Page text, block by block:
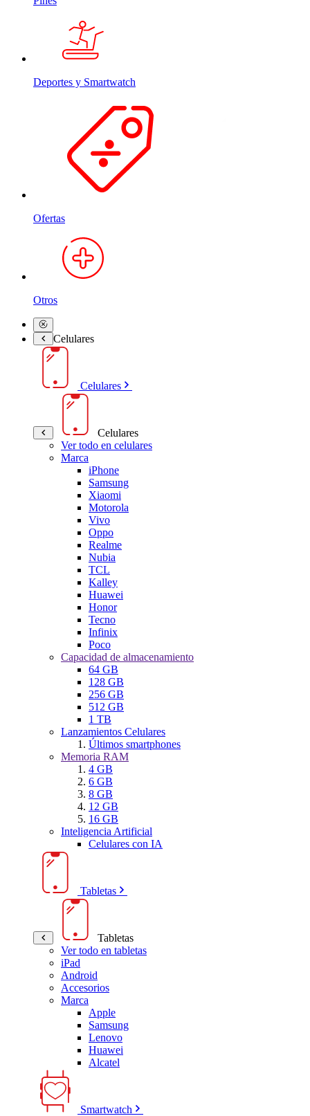
Deportes y Smartwatch
Ofertas
Otros
Celulares
Celulares
Celulares
Ver todo en celulares
Marca
iPhone
Samsung
Xiaomi
Motorola
Vivo
Oppo
Realme
Nubia
TCL
Kalley
Huawei
Honor
Tecno
Infinix
Poco
Capacidad de almacenamiento
64 GB
128 GB
256 GB
512 GB
1 TB
Lanzamientos Celulares
Últimos smartphones
Memoria RAM
4 GB
6 GB
8 GB
12 GB
16 GB
Inteligencia Artificial
Celulares con IA
Tabletas
Tabletas
Ver todo en tabletas
iPad
Android
Accesorios
Marca
Apple
Samsung
Lenovo
Huawei
Alcatel
Smartwatch